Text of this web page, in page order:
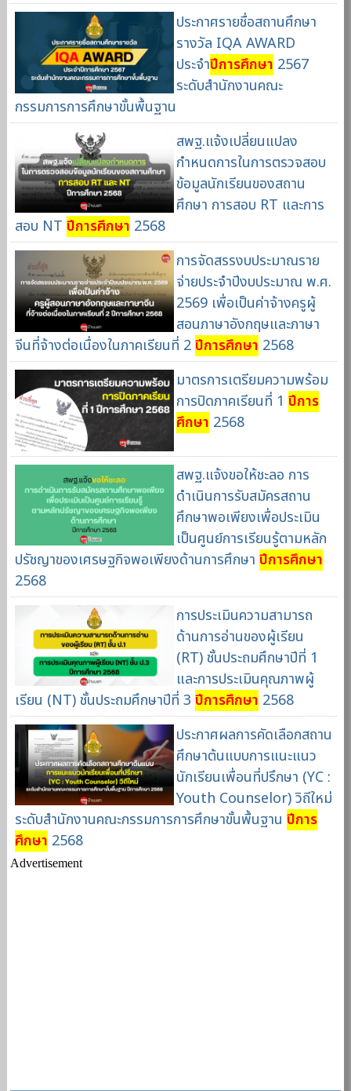
ประกาศรายชื่อสถานศึกษา
รางวัล IQA AWARD
ประจำปีการศึกษา 2567
ระดับสำนักงานคณะ
กรรมการการศึกษาขั้นพื้นฐาน
สพฐ.แจ้งเปลี่ยนแปลง
กำหนดการในการตรวจสอบ
ข้อมูลนักเรียนของสถาน
ศึกษา การสอบ RT และการ
สอบ NTปีการศึกษา 2568
การจัดสรรงบประมาณราย
จ่ายประจำปีงบประมาณ พ.ศ.
2569 เพื่อเป็นค่าจ้างครูผู้
สอนภาษาอังกฤษและภาษา
จีนที่จ้างต่อเนื่องในภาคเรียนที่ 2ปีการศึกษา 2568
มาตรการเตรียมความพร้อม
การปิดภาคเรียนที่ 1 ปีการ
ศึกษา 2568
สพฐ.แจ้งขอให้ชะลอ การ
ดำเนินการรับสมัครสถาน
ศึกษาพอเพียงเพื่อประเมิน
เป็นศูนย์การเรียนรู้ตามหลัก
ปรัชญาของเศรษฐกิจพอเพียงด้านการศึกษาปีการศึกษา
2568
การประเมินความสามารถ
ด้านการอ่านของผู้เรียน
(RT) ชั้นประถมศึกษาปีที่ 1
และการประเมินคุณภาพผู้
เรียน (NT) ชั้นประถมศึกษาปีที่ 3ปีการศึกษา 2568
ประกาศผลการคัดเลือกสถาน
ศึกษาต้นแบบการแนะแนว
นักเรียนเพื่อนที่ปรึกษา (YC :
Youth Counselor) วิถีใหม่
ระดับสำนักงานคณะกรรมการการศึกษาขั้นพื้นฐานปีการ
ศึกษา 2568
Advertisement